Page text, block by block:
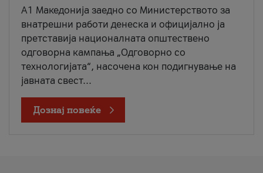
A1 Македонија заедно со Министерството за
внатрешни работи денеска и официјално ја
претставија националната општествено
одговорна кампања „Одговорно со
технологијата“, насочена кон подигнување на
јавната свест...
Дознај повеќе